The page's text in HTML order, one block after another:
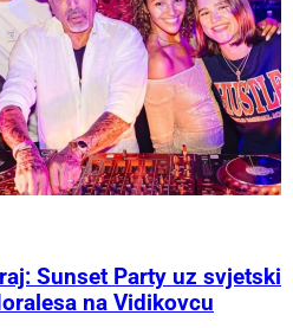
Sunset Party uz svjetski
na Vidikovcu